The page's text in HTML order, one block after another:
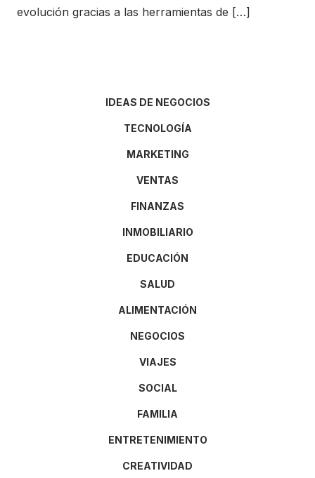
evolución gracias a las herramientas de […]
IDEAS DE NEGOCIOS
TECNOLOGÍA
MARKETING
VENTAS
FINANZAS
INMOBILIARIO
EDUCACIÓN
SALUD
ALIMENTACIÓN
NEGOCIOS
VIAJES
SOCIAL
FAMILIA
ENTRETENIMIENTO
CREATIVIDAD